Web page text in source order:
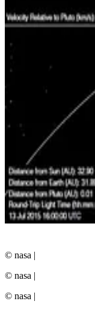
© nasa |
© nasa |
© nasa |